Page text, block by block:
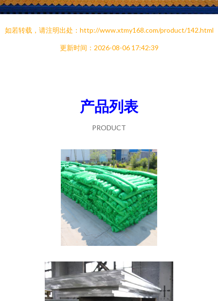
如若转载，请注明出处：http://www.xtmy168.com/product/142.html
更新时间：2026-08-06 17:42:39
产品列表
PRODUCT